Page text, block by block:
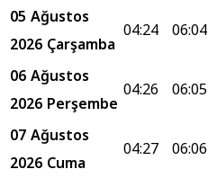
05 Ağustos
2026 Çarşamba
04:24 06:04
06 Ağustos
2026 Perşembe
04:26 06:05
07 Ağustos
2026 Cuma
04:27 06:06